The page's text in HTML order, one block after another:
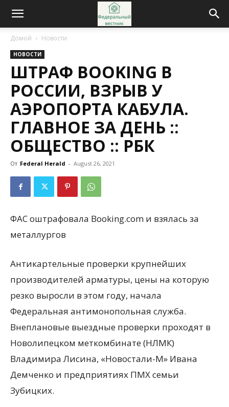
Домой Новости
НОВОСТИ
ШТРАФ BOOKING В
РОССИИ, ВЗРЫВ У
АЭРОПОРТА КАБУЛА.
ГЛАВНОЕ ЗА ДЕНЬ ::
ОБЩЕСТВО :: РБК
От Federal Herald - August 26, 2021
ФАС оштрафовала Booking.com и взялась за
металлургов
Антикартельные проверки крупнейших
производителей арматуры, цены на которую
резко выросли в этом году, начала
Федеральная антимонопольная служба.
Внеплановые выездные проверки проходят в
Новолипецком меткомбинате (НЛМК)
Владимира Лисина, «Новостали-М» Ивана
Демченко и предприятиях ПМХ семьи
Зубицких.